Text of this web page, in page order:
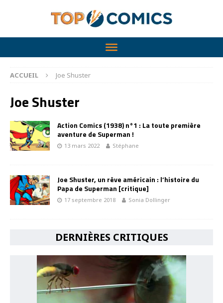
ACCUEIL Joe Shuster
Joe Shuster
Action Comics (1938) n°1 : La toute première
aventure de Superman !
13 mars 2022 Stéphane
Joe Shuster, un rêve américain : l’histoire du
Papa de Superman [critique]
17 septembre 2018 Sonia Dollinger
DERNIÈRES CRITIQUES